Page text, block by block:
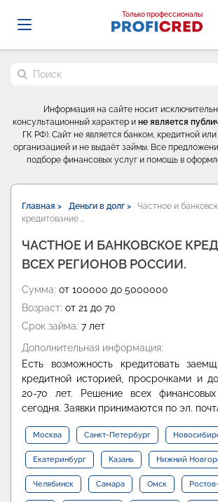
Probrokery - Только
Только профессионалы
Поиск по сайту
Информация на сайте носит
консультационный характер и не является
ГК РФ). Сайт не является банком, кредитной
организацией и не выдаёт займы. Все
подборе финансовых услуг и помощь в
Главная > Деньги в долг >
Частное и
кредитование …
ЧАСТНОЕ И БАНКОВСКОЕ
ВСЕХ РЕГИОНОВ РОССИИ.
Сумма: от 100000 до 5000000
Возраст: от 21 до 70
Срок займа: 7 лет
Дополнительная информация:
Есть возможность кредитовать
кредитной историей, просрочками и
20-70 лет. Решение всех
сегодня. Заявки принимаются по эл.
Москва Санкт-Петербург
Екатеринбург Казань Нижний
Челябинск Самара Омск